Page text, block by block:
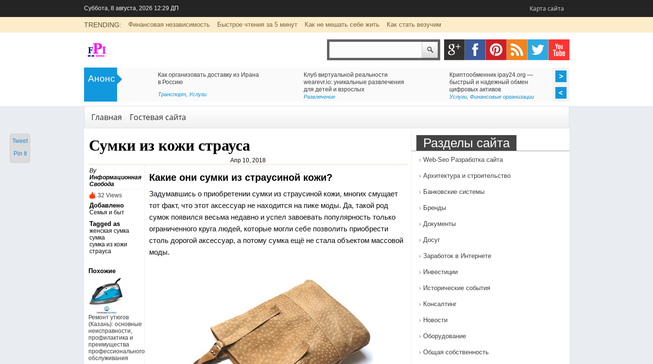
Суббота, 8 августа, 2026 12:29 ДП Карта сайта
TRENDING: Финансовая независимость Быстрое чтения за 5 минут Как не мешать себе жить Как стать везучим
Анонс
Цоликлоны для определения групп
Как организовать доставку из Ирана
в Россию
Транспорт, Услуги
Клуб виртуальной реальности
wearevr.io: уникальные развлечения
для детей и взрослых
Развлечение
Криптообменник ipay24.org —
быстрый и надежный обмен
цифровых активов
Услуги, Финансовые организации
Главная Гостевая сайта
Сумки из кожи страуса
Апр 10, 2018
By
Информационная
Свобода
32 Views
Добавлено
Семья и быт
Tagged as
женская сумка
сумка
сумка из кожи
страуса
Похожие
Ремонт утюгов
(Казань): основные
неисправности,
профилактика и
преимущества
профессионального
обслуживания
Какие они сумки из страусиной кожи?
Задумавшись о приобретении сумки из страусиной кожи, многих смущает
тот факт, что этот аксессуар не находится на пике моды. Да, такой род
сумок появился весьма недавно и успел завоевать популярность только
ограниченного круга людей, которые могли себе позволить приобрести
столь дорогой аксессуар, а потому сумка ещё не стала объектом массовой
моды.
Разделы сайта
Web-Seo Разработка сайта
Архитектура и строительство
Банковские системы
Бренды
Документы
Досуг
Заработок в Интернете
Инвестиции
Исторические события
Консалтинг
Новости
Оборудование
Общая собственность
Tweet
Pin It